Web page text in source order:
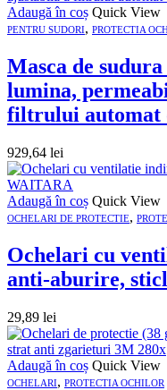
Adaugă în coș Quick View
PENTRU SUDORI, PROTECTIA
Masca de
lumina,
filtrului automat
929,64 lei
Adaugă în coș Quick View
OCHELARI DE PROTECTIE,
Ochelari cu
anti-aburire,
29,89 lei
Adaugă în coș Quick View
OCHELARI, PROTECTIA OCHILOR